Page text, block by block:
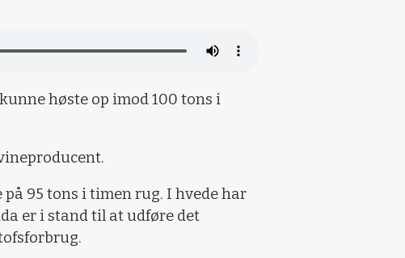
høste op imod 100 tons i
95 tons i timen rug. I hvede har
er i stand til at udføre det